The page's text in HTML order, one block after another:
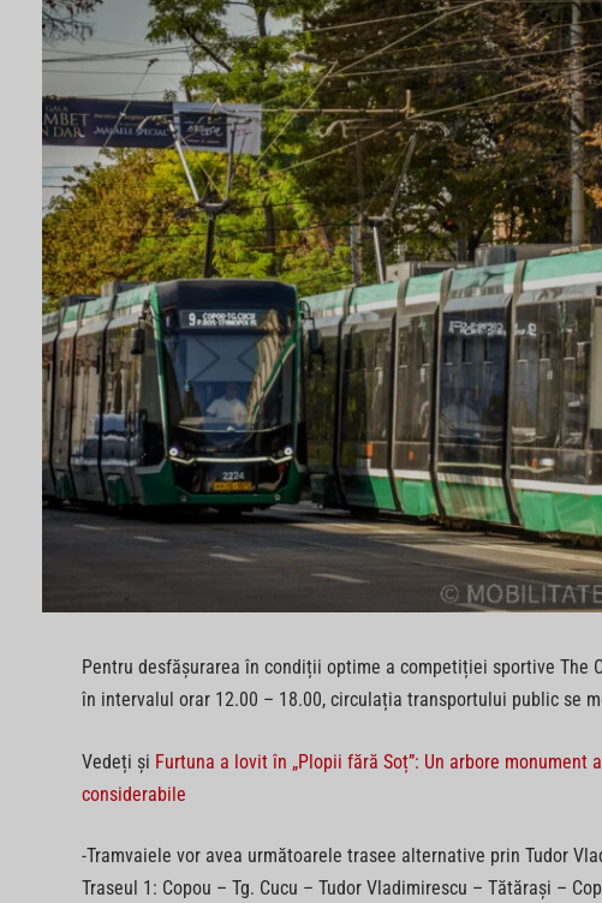
Pentru desfășurarea în condiții optime a competiției sportive The
în intervalul orar 12.00 – 18.00, circulația transportului public se
Vedeți și Furtuna a lovit în „Plopii fără Soț”: Un arbore monument
considerabile
-Tramvaiele vor avea următoarele trasee alternative prin Tudor
Traseul 1: Copou – Tg. Cucu – Tudor Vladimirescu – Tătărași –